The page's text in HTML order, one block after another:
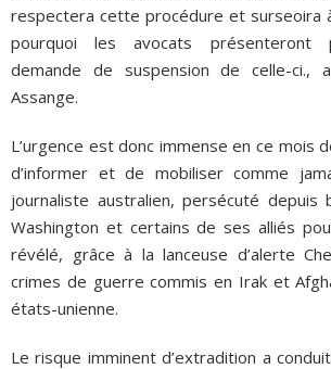
respectera cette procédure et surseoira
pourquoi les avocats présenteront
demande de suspension de celle-ci.,
Assange.
L’urgence est donc immense en ce mois
d’informer et de mobiliser comme
journaliste australien, persécuté
Washington et certains de ses alliés
révélé, grâce à la lanceuse d’alerte
crimes de guerre commis en Irak et
états-unienne.
Le risque imminent d’extradition a